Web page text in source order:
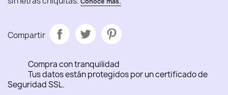
Compartir
Compra con tranquilidad
Tus datos están protegidos por un certificado de
Seguridad SSL.